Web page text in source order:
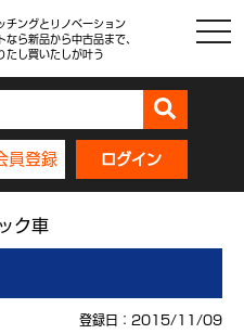
チングとリノベーション
なら新品から中古品まで、
たし買いたしが叶う
員登録 ログイン
ク車
登録日：2015/11/09